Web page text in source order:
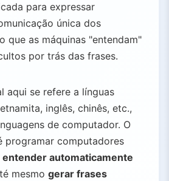
para expressar
única dos
que as máquinas "entendam"
por trás das frases.
aqui se refere a línguas
inglês, chinês, etc.,
de computador. O
programar computadores
automaticamente
mesmo gerar frases